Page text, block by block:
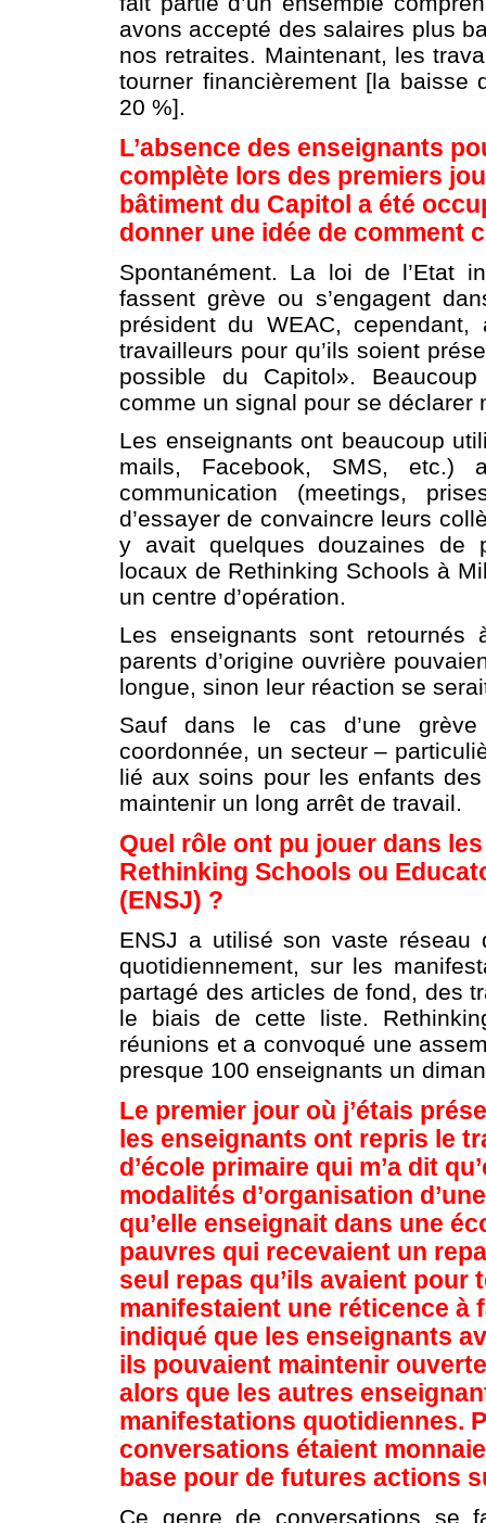
avons accepté des salaires plus
nos retraites. Maintenant, les
tourner financièrement [la baisse
20 %].
L’absence des enseignants
complète lors des premiers
bâtiment du Capitol a été
donner une idée de comment
Spontanément. La loi de l’Etat
fassent grève ou s’engagent
président du WEAC,
travailleurs pour qu’ils soient
possible du Capitol».
comme un signal pour se déclarer
Les enseignants ont beaucoup
mails, Facebook, SMS, etc.)
communication (meetings,
d’essayer de convaincre leurs
y avait quelques douzaines de
locaux de Rethinking Schools à
un centre d’opération.
Les enseignants sont retournés
parents d’origine ouvrière
longue, sinon leur réaction se
Sauf dans le cas d’une
coordonnée, un secteur –
lié aux soins pour les enfants
maintenir un long arrêt de travail.
Quel rôle ont pu jouer dans
Rethinking Schools ou
(ENSJ) ?
ENSJ a utilisé son vaste réseau
quotidiennement, sur les
partagé des articles de fond, des
le biais de cette liste.
réunions et a convoqué une
presque 100 enseignants un
Le premier jour où j’étais
les enseignants ont repris le
d’école primaire qui m’a dit
modalités d’organisation
qu’elle enseignait dans une
pauvres qui recevaient un
seul repas qu’ils avaient
manifestaient une réticence à
indiqué que les enseignants
ils pouvaient maintenir
alors que les autres
manifestations quotidiennes.
conversations étaient
base pour de futures actions
Ce genre de conversations se